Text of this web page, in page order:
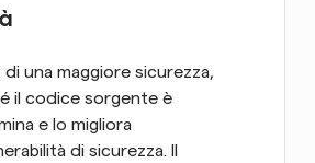
una maggiore sicurezza,
il codice sorgente è
e lo migliora
di sicurezza. Il